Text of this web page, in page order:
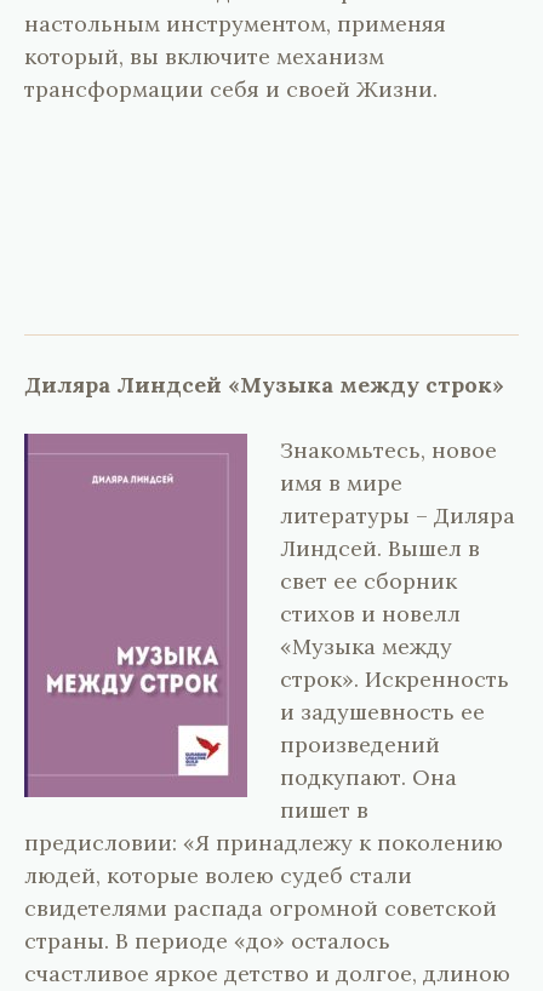
настольным инструментом, применяя
который, вы включите механизм
трансформации себя и своей Жизни.
Диляра Линдсей «Музыка между строк»
Знакомьтесь, новое
имя в мире
литературы – Диляра
​​Линдсей. Вышел в
свет ее сборник
стихов и новелл
«Музыка между
строк». Искренность
и задушевность ее
произведений
подкупают. Она
пишет в
предисловии: «Я принадлежу к поколению
людей, которые волею судеб стали
свидетелями распада огромной советской
страны. В периоде «до» осталось
счастливое яркое детство и долгое, длиною